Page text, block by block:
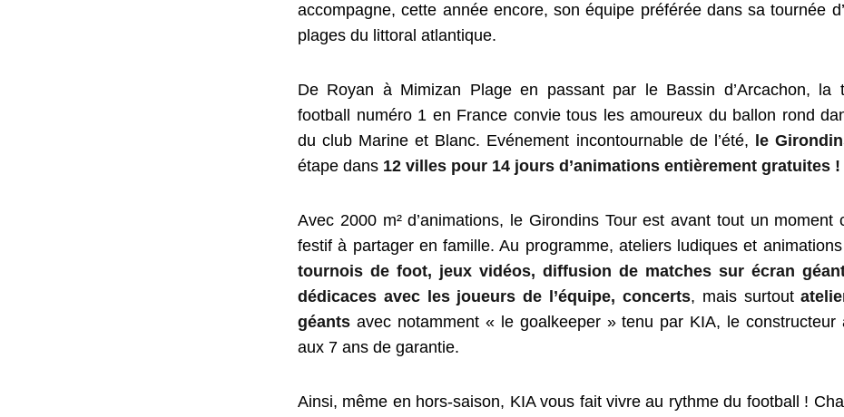
accompagne, cette année encore, son équipe préférée dans sa tournée
plages du littoral atlantique.
De Royan à Mimizan Plage en passant par le Bassin d’Arcachon, la
football numéro 1 en France convie tous les amoureux du ballon rond
du club Marine et Blanc. Evénement incontournable de l’été,
le
étape dans 12 villes pour 14 jours d’animations entièrement gratuites !
Avec 2000 m² d’animations, le Girondins Tour est avant tout un moment
festif à partager en famille. Au programme, ateliers ludiques et
tournois de foot, jeux vidéos, diffusion de matches sur écran
dédicaces avec les joueurs de l’équipe, concerts, mais surtout
géants avec notamment « le goalkeeper » tenu par KIA, le constructeur
aux 7 ans de garantie.
Ainsi, même en hors-saison, KIA vous fait vivre au rythme du football !